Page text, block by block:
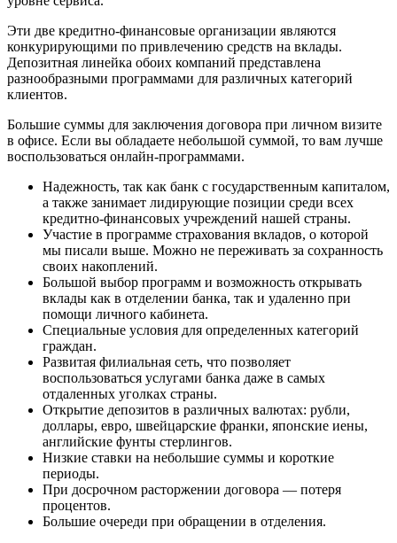
Эти две кредитно-финансовые организации являются
конкурирующими по привлечению средств на вклады.
Депозитная линейка обоих компаний представлена
разнообразными программами для различных категорий
клиентов.
Большие суммы для заключения договора при личном визите
в офисе. Если вы обладаете небольшой суммой, то вам лучше
воспользоваться онлайн-программами.
Надежность, так как банк с государственным капиталом,
а также занимает лидирующие позиции среди всех
кредитно-финансовых учреждений нашей страны.
Участие в программе страхования вкладов, о которой
мы писали выше. Можно не переживать за сохранность
своих накоплений.
Большой выбор программ и возможность открывать
вклады как в отделении банка, так и удаленно при
помощи личного кабинета.
Специальные условия для определенных категорий
граждан.
Развитая филиальная сеть, что позволяет
воспользоваться услугами банка даже в самых
отдаленных уголках страны.
Открытие депозитов в различных валютах: рубли,
доллары, евро, швейцарские франки, японские иены,
английские фунты стерлингов.
Низкие ставки на небольшие суммы и короткие
периоды.
При досрочном расторжении договора — потеря
процентов.
Большие очереди при обращении в отделения.